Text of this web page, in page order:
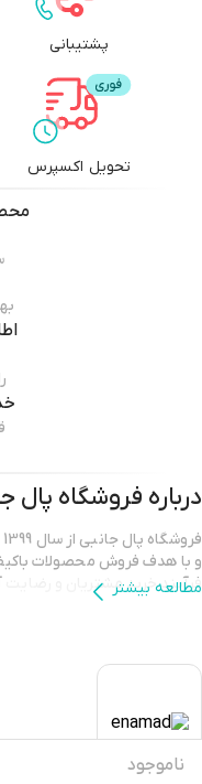
ناموجود
پشتیبانی
تحویل اکسپرس
درباره فروشگاه پال
و با هدف فروش محصولات
فرآیند خرید مشتریان و رضایت
مطالعه بیشتر